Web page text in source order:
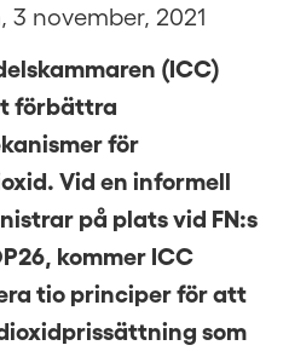
november, 2021
(ICC)
förbättra
för
Vid en informell
på plats vid FN:s
kommer ICC
tio principer för att
som